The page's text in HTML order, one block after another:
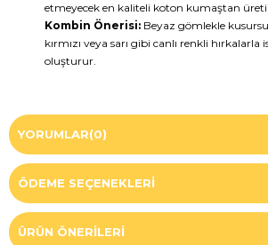
etmeyecek en kaliteli koton kumaştan
Kombin Önerisi: Beyaz gömlekle
kırmızı veya sarı gibi canlı renkli
oluşturur.
YORUMLAR(0)
ÖDEME SEÇENEKLERI
ÜRÜN ÖNERILERI